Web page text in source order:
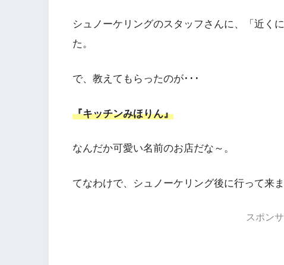
シュノーケリングのスタッフさんに、「近く
た。
で、教えてもらったのが･･･
『キッチンみほりん』
なんだか可愛い名前のお店だな～。
てなわけで、シュノーケリング後に行って来ま
スポン